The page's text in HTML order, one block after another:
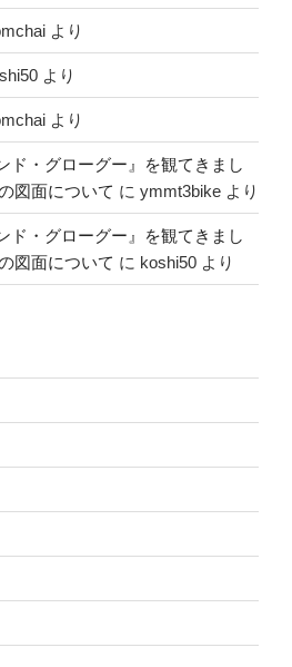
より
より
より
ド・グローグー』を観てきまし
図面について に ymmt3bike より
ド・グローグー』を観てきまし
図面について に koshi50 より